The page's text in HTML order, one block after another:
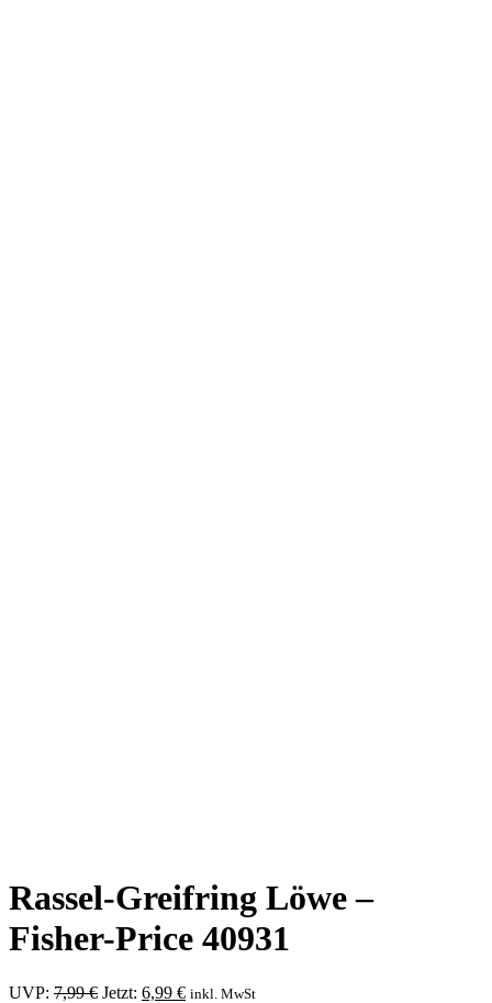
Rassel-Greifring Löwe –
Fisher-Price 40931
UVP: 7,99€ Ursprünglicher
Jetzt: 6,99 €Aktueller
inkl. MwSt